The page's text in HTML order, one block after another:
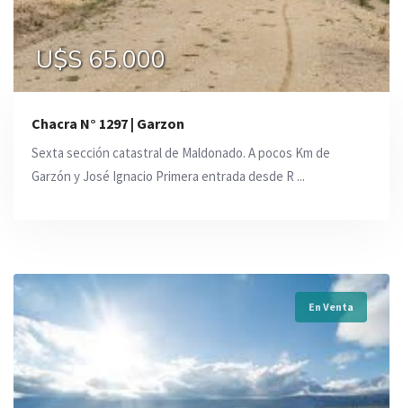
U$S 65.000
Chacra N° 1297 | Garzon
Sexta sección catastral de Maldonado. A pocos Km de
Garzón y José Ignacio Primera entrada desde R ...
En Venta